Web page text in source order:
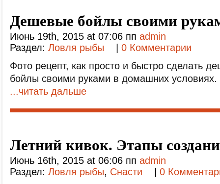
Дешевые бойлы своими
Июнь 19th, 2015 at 07:06 пп admin
Раздел: Ловля рыбы
0 Комментарии
Фото рецепт, как просто и быстро сделать
бойлы своими руками в домашних условиях.
...читать дальше
Летний кивок. Этапы
Июнь 16th, 2015 at 06:06 пп admin
Раздел: Ловля рыбы, Снасти
0